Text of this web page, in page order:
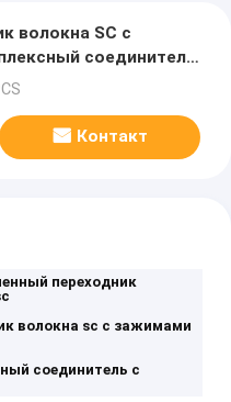
волокна SC с
соединитель
Контакт
переходник
волокна sc с зажимами
соединитель с